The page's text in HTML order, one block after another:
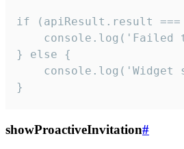
if (apiResult.result
console.log('Failed
} else {
console.log('Widget
}
showProactiveInvitation#